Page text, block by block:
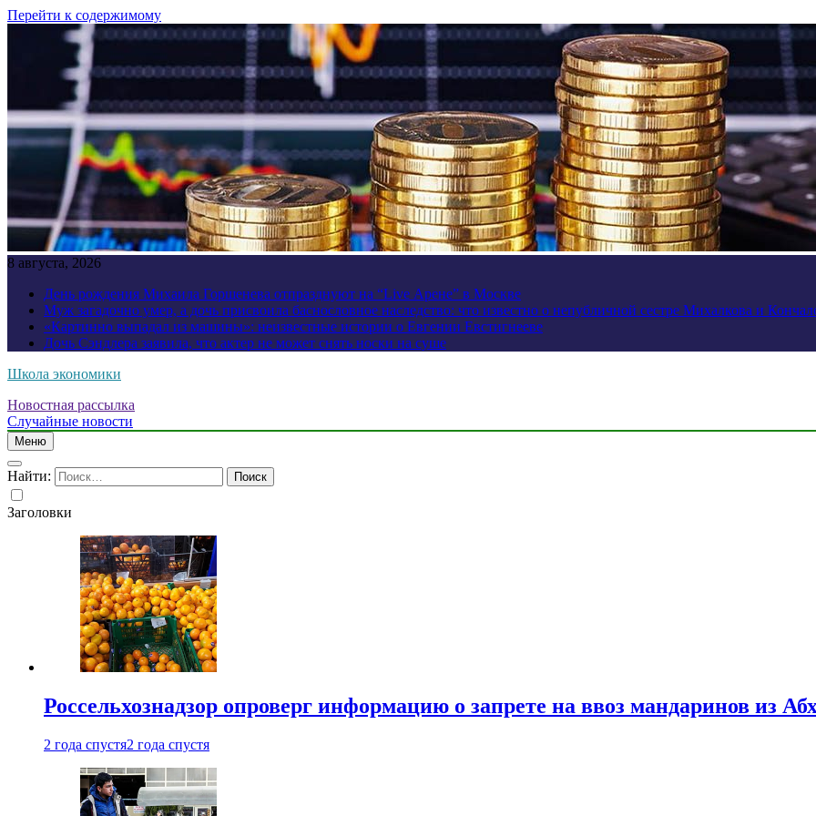
Перейти к содержимому
8 августа, 2026
День рождения Михаила Горшенева отпразднуют на “Live Арене” в Москве
Муж загадочно умер, а дочь присвоила баснословное наследство: что известно о непубличной сестре Михалкова и
«Картинно выпадал из машины»: неизвестные истории о Евгении Евстигнееве
Дочь Сэндлера заявила, что актер не может снять носки на суше
Школа экономики
Новостная рассылка
Случайные новости
Меню
Найти:
Заголовки
Россельхознадзор опроверг информацию о запрете на ввоз мандаринов из
2 года спустя2 года спустя